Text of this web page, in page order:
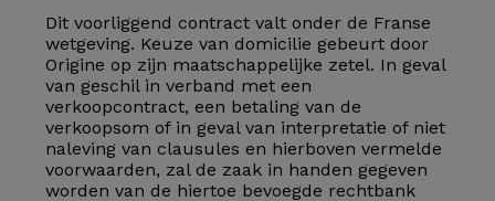
Dit voorliggend contract valt onder de Franse
wetgeving. Keuze van domicilie gebeurt door
Origine op zijn maatschappelijke zetel. In geval
van geschil in verband met een
verkoopcontract, een betaling van de
verkoopsom of in geval van interpretatie of niet
naleving van clausules en hierboven vermelde
voorwaarden, zal de zaak in handen gegeven
worden van de hiertoe bevoegde rechtbank